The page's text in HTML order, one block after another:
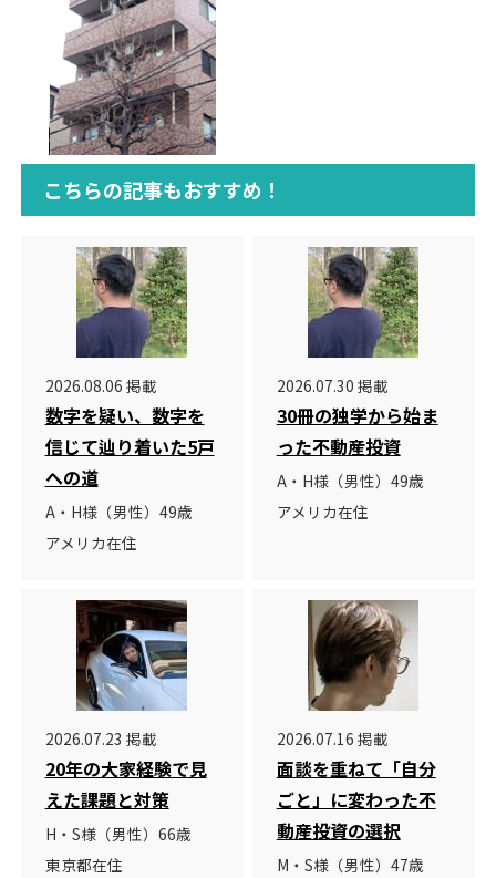
こちらの記事もおすすめ！
2026.08.06 掲載
数字を疑い、数字を
信じて辿り着いた5戸
への道
A・H様（男性）49歳
アメリカ在住
2026.07.30 掲載
30冊の独学から始ま
った不動産投資
A・H様（男性）49歳
アメリカ在住
2026.07.23 掲載
20年の大家経験で見
えた課題と対策
H・S様（男性）66歳
東京都在住
2026.07.16 掲載
面談を重ねて「自分
ごと」に変わった不
動産投資の選択
M・S様（男性）47歳